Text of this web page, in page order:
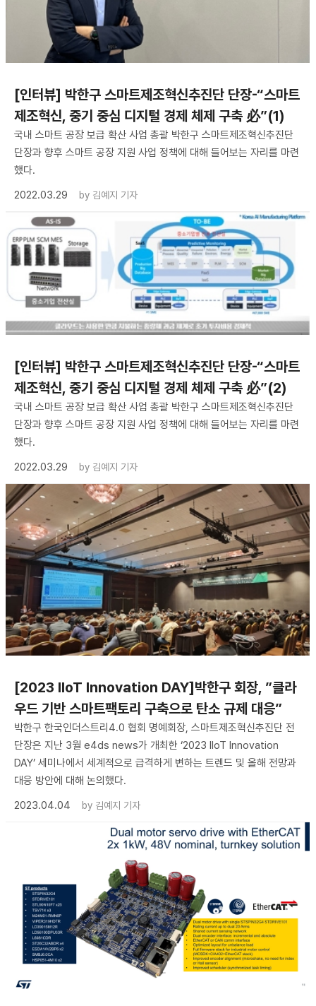
[인터뷰] 박한구 스마트제조혁신추진단 단장-“스마트
제조혁신, 중기 중심 디지털 경제 체제 구축 必”(1)
국내 스마트 공장 보급 확산 사업 총괄 박한구 스마트제조혁신추진단
단장과 향후 스마트 공장 지원 사업 정책에 대해 들어보는 자리를 마련
했다.
2022.03.29
by 김예지 기자
[인터뷰] 박한구 스마트제조혁신추진단 단장-“스마트
제조혁신, 중기 중심 디지털 경제 체제 구축 必”(2)
국내 스마트 공장 보급 확산 사업 총괄 박한구 스마트제조혁신추진단
단장과 향후 스마트 공장 지원 사업 정책에 대해 들어보는 자리를 마련
했다.
2022.03.29
by 김예지 기자
[2023 IIoT Innovation DAY]박한구 회장, ”클라
우드 기반 스마트팩토리 구축으로 탄소 규제 대응”
박한구 한국인더스트리4.0 협회 명예회장, 스마트제조혁신추진단 전
단장은 지난 3월 e4ds news가 개최한 ‘2023 IIoT Innovation
DAY’ 세미나에서 세계적으로 급격하게 변하는 트렌드 및 올해 전망과
대응 방안에 대해 논의했다.
2023.04.04
by 김예지 기자